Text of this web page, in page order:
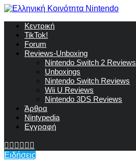
Κεντρική
TikTok!
Forum
Reviews-Unboxing
Nintendo Switch 2 Reviews
Unboxings
Nintendo Switch Reviews
Wii U Reviews
Nintendo 3DS Reviews
Άρθρα
Nintypedia
Εγγραφή
Ειδήσεις